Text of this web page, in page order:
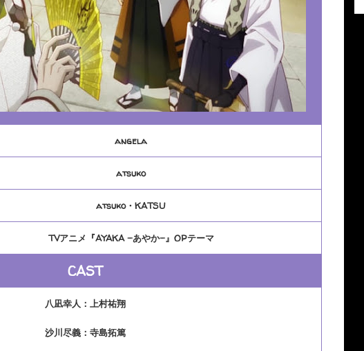
angela
atsuko
atsuko・KATSU
TVアニメ『AYAKA -あやか-』OPテーマ
CAST
八凪幸人：上村祐翔
沙川尽義：寺島拓篤